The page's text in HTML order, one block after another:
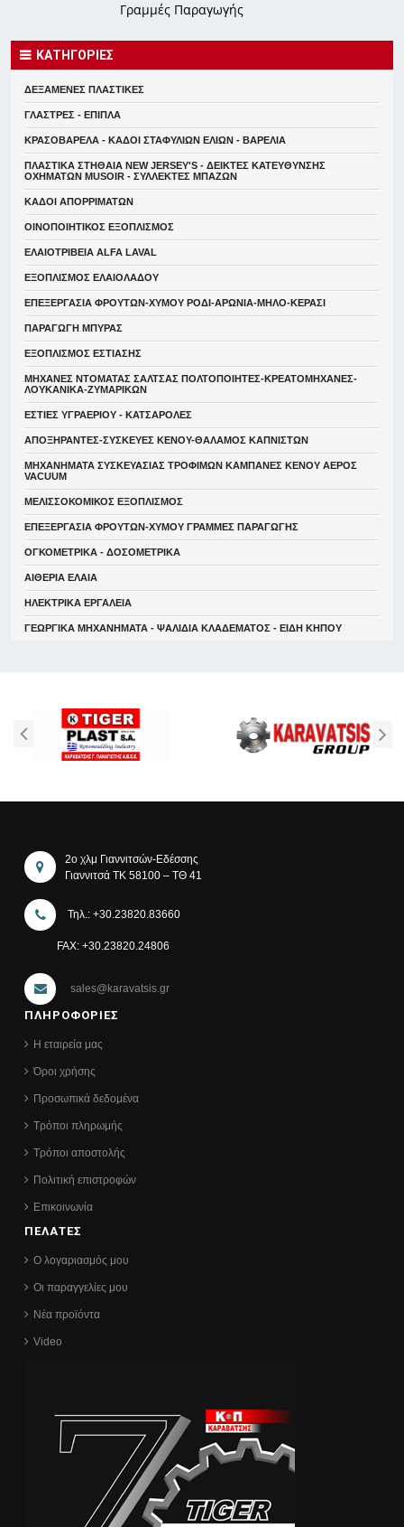
Γραμμές Παραγωγής
ΚΑΤΗΓΟΡΙΕΣ
ΔΕΞΑΜΕΝΕΣ ΠΛΑΣΤΙΚΕΣ
ΓΛΑΣΤΡΕΣ - ΕΠΙΠΛΑ
ΚΡΑΣΟΒΑΡΕΛΑ - ΚΑΔΟΙ ΣΤΑΦΥΛΙΩΝ ΕΛΙΩΝ - ΒΑΡΕΛΙΑ
ΠΛΑΣΤΙΚΑ ΣΤΗΘΑΙΑ NEW JERSEY'S - ΔΕΙΚΤΕΣ ΚΑΤΕΥΘYΝΣΗΣ
ΟΧΗΜΑΤΩΝ MUSOIR - ΣΥΛΛΕΚΤΕΣ ΜΠΑΖΩΝ
ΚΑΔΟΙ ΑΠΟΡΡΙΜΑΤΩΝ
ΟΙΝΟΠΟΙΗΤΙΚΟΣ ΕΞΟΠΛΙΣΜΟΣ
ΕΛΑΙΟΤΡΙΒΕΙΑ ALFA LAVAL
ΕΞΟΠΛΙΣΜΟΣ ΕΛΑΙΟΛΑΔΟΥ
ΕΠΕΞΕΡΓΑΣΙΑ ΦΡΟΥΤΩΝ-ΧΥΜΟΥ ΡΟΔΙ-ΑΡΩΝΙΑ-ΜΗΛΟ-ΚΕΡΑΣΙ
ΠΑΡΑΓΩΓΗ ΜΠΥΡΑΣ
ΕΞΟΠΛΙΣΜΟΣ ΕΣΤΙΑΣΗΣ
ΜΗΧΑΝΕΣ ΝΤΟΜΑΤΑΣ ΣΑΛΤΣΑΣ ΠΟΛΤΟΠΟΙΗΤΕΣ-ΚΡΕΑΤΟΜΗΧΑΝΕΣ-
ΛΟΥΚΑΝΙΚΑ-ΖΥΜΑΡΙΚΩΝ
ΕΣΤΙΕΣ ΥΓΡΑΕΡΙΟΥ - ΚΑΤΣΑΡΟΛΕΣ
ΑΠΟΞΗΡΑΝΤΕΣ-ΣΥΣΚΕΥΕΣ ΚΕΝΟΥ-ΘΑΛΑΜΟΣ ΚΑΠΝΙΣΤΩΝ
ΜΗΧΑΝΗΜΑΤΑ ΣΥΣΚΕΥΑΣΙΑΣ ΤΡΟΦΙΜΩΝ ΚΑΜΠΑΝΕΣ ΚΕΝΟΥ ΑΕΡΟΣ
VACUUM
ΜΕΛΙΣΣΟΚΟΜΙΚΟΣ ΕΞΟΠΛΙΣΜΟΣ
ΕΠΕΞΕΡΓΑΣΙΑ ΦΡΟΥΤΩΝ-ΧΥΜΟΥ ΓΡΑΜΜΕΣ ΠΑΡΑΓΩΓΗΣ
ΟΓΚΟΜΕΤΡΙΚΑ - ΔΟΣΟΜΕΤΡΙΚΑ
ΑΙΘΕΡΙΑ ΕΛΑΙΑ
ΗΛΕΚΤΡΙΚΑ ΕΡΓΑΛΕΙΑ
ΓΕΩΡΓΙΚΑ ΜΗΧΑΝΗΜΑΤΑ - ΨΑΛΙΔΙΑ ΚΛΑΔΕΜΑΤΟΣ - ΕΙΔΗ ΚΗΠΟΥ
2ο χλμ Γιαννιτσών-Εδέσσης
Γιαννιτσά ΤΚ 58100 – ΤΘ 41
Τηλ.: +30.23820.83660
FAX: +30.23820.24806
sales@karavatsis.gr
ΠΛΗΡΟΦΟΡΙΕΣ
Η εταιρεία μας
Όροι χρήσης
Προσωπικά δεδομένα
Τρόποι πληρωμής
Τρόποι αποστολής
Πολιτική επιστροφών
Επικοινωνία
ΠΕΛΑΤΕΣ
Ο λογαριασμός μου
Οι παραγγελίες μου
Νέα προϊόντα
Video